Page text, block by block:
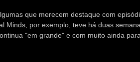
que merecem destaque com
Minds, por exemplo, teve há duas
"em grande" e com muito ainda